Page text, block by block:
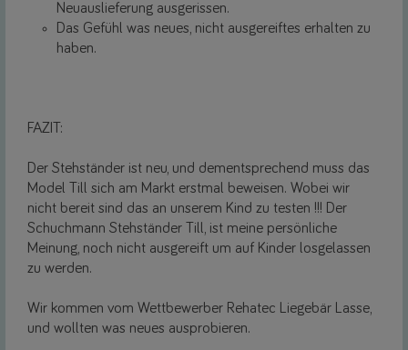
Neuauslieferung ausgerissen.
Das Gefühl was neues, nicht ausgereiftes erhalten zu
haben.
FAZIT:
Der Stehständer ist neu, und dementsprechend muss das
Model Till sich am Markt erstmal beweisen. Wobei wir
nicht bereit sind das an unserem Kind zu testen !!! Der
Schuchmann Stehständer Till, ist meine persönliche
Meinung, noch nicht ausgereift um auf Kinder losgelassen
zu werden.
Wir kommen vom Wettbewerber Rehatec Liegebär Lasse,
und wollten was neues ausprobieren.